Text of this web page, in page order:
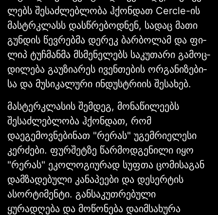
ლებს შე­საძ­ლებ­ლო­ბა ჰქონ­დათ Cercle-ის
მას­ტრკლასს დას­წრე­ბოდ­ნენ, სა­დაც მათი
გუნ­დის წევ­რე­ბმა დე­რეკ ბარ­ბო­ლამ და ფი­
ლიპ ტუჩ­მა­ნმა მსმე­ნე­ლებს სა­კუ­თა­რი გა­მოც­
დი­ლე­ბა გა­უ­ზი­ა­რეს ივენ­თე­ბის ორ­გა­ნი­ზე­ბი­
სა და მუ­სი­კა­ლუ­რი ინ­დუსტრი­ის შე­სა­ხებ.
მასტერკლასის შემდეგ, მონაწილეებს
შესაძლებლობა ჰქონდათ, რომ
დაეგემოვნებინათ "რერას" უგემრიელესი
კერძები. ფურშეტზე წარმოდგენილი იყო
"რერას" ეკოლოგიურად სუფთა ცომისაგან
დამზადებული კანაპეები და დესერტის
ასორტიმენტი. განსაკუთრებული
ყურადღება და მოწონება დაიმსახურა